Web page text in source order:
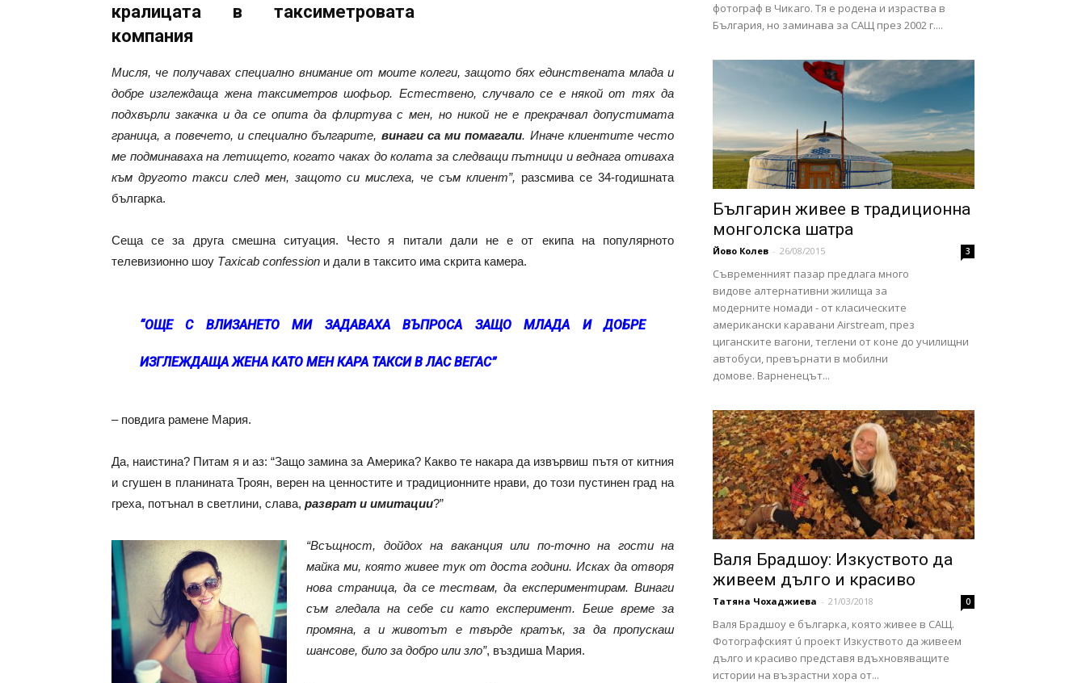
кралицата в таксиметровата
компания
Мисля, че получавах специално внимание от моите колеги, защото бях единствената млада и
добре изглеждаща жена таксиметров шофьор. Естествено, случвало се е някой от тях да
подхвърли закачка и да се опита да флиртува с мен, но никой не е прекрачвал допустимата
граница, а повечето, и специално българите, винаги са ми помагали. Иначе клиентите често
ме подминаваха на летището, когато чаках до колата за следващи пътници и веднага отиваха
към другото такси след мен, защото си мислеха, че съм клиент”, разсмива се 34-годишната
българка.
Сеща се за друга смешна ситуация. Често я питали дали не е от екипа на популярното
телевизионно шоу Тaxicab confession и дали в таксито има скрита камера.
“ОЩЕ С ВЛИЗАНЕТО МИ ЗАДАВАХА ВЪПРОСА ЗАЩО МЛАДА И ДОБРЕ
ИЗГЛЕЖДАЩА ЖЕНА КАТО МЕН КАРА ТАКСИ В ЛАС ВЕГАС”
– повдига рамене Мария.
Да, наистина? Питам я и аз: “Защо замина за Америка? Какво те накара да извървиш пътя от китния
и сгушен в планината Троян, верен на ценностите и традиционните нрави, до този пустинен град на
греха, потънал в светлини, слава, разврат и имитации?”
“Всъщност, дойдох на ваканция или по-точно на гости на
майка ми, която живее тук от доста години. Исках да отворя
нова страница, да се тествам, да експериментирам. Винаги
съм гледала на себе си като експеримент. Беше време за
промяна, а и животът е твърде кратък, за да пропускаш
шансове, било за добро или зло”, въздиша Мария.
фотограф в Чикаго. Тя е родена и израства в
България, но заминава за САЩ през 2002 г....
Българин живее в традиционна
монголска шатра
Йово Колев - 26/08/2015 3
Съвременният пазар предлага много
видове алтернативни жилища за
модерните номади - от класическите
американски каравани Airstream, през
циганските вагони, теглени от коне до училищни
автобуси, превърнати в мобилни
домове. Варненецът...
Валя Брадшоу: Изкуството да
живеем дълго и красиво
Татяна Чохаджиева - 21/03/2018 0
Валя Брадшоу е българка, която живее в САЩ.
Фотографският ú проект Изкуството да живеем
дълго и красиво представя вдъхновяващите
истории на възрастни хора от...